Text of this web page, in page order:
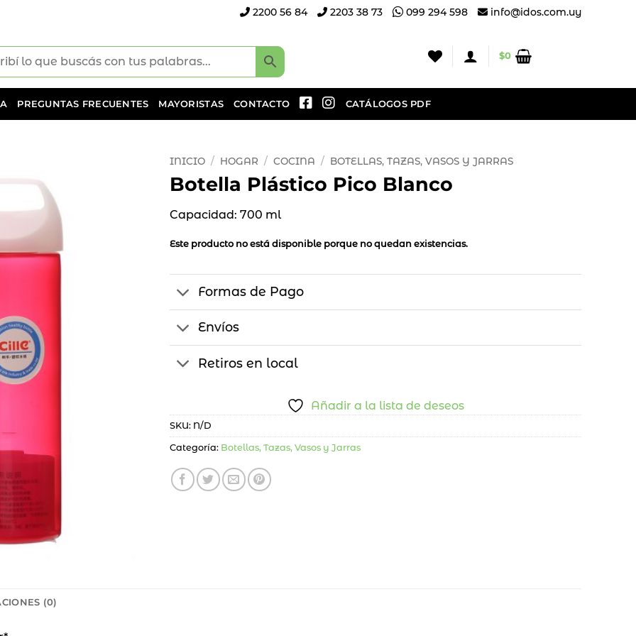
2200 56 84 2203 38 73 099 294 598 info@idos.com.uy
$0
PREGUNTAS FRECUENTES MAYORISTAS CONTACTO CATÁLOGOS PDF
INICIO / HOGAR / COCINA / BOTELLAS, TAZAS, VASOS Y JARRAS
Botella Plástico Pico Blanco
Capacidad: 700 ml
Este producto no está disponible porque no quedan existencias.
Formas de Pago
Envíos
Retiros en local
Añadir a la lista de deseos
SKU: N/D
Categoría: Botellas, Tazas, Vasos y Jarras
(0)